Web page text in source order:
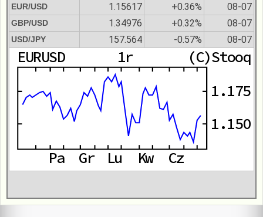
EUR/USD 1.15617 +0.36% 08-07
GBP/USD 1.34976 +0.32% 08-07
USD/JPY 157.564 -0.57% 08-07